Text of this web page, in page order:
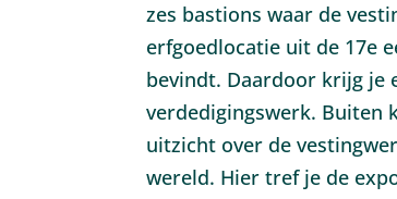
zes bastions waar de
erfgoedlocatie uit de 17e
bevindt. Daardoor krijg je
verdedigingswerk. Buiten
uitzicht over de
wereld. Hier tref je de